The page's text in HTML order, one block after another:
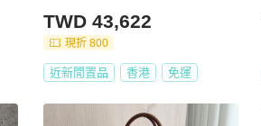
TWD 43,622
現折 800
近新閒置品 香港 免運